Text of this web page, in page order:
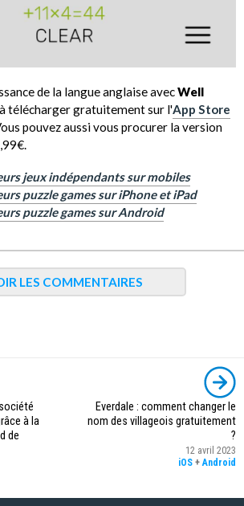
de la langue anglaise avecWell
à télécharger gratuitement sur l'App Store
pouvez aussi vous procurer la version
jeux indépendants sur mobiles
puzzle games sur iPhone et iPad
puzzle games sur Android
LES COMMENTAIRES
à la
de
Everdale : comment changer le
nom des villageois gratuitement
?
12 avril 2023
iOS +Android